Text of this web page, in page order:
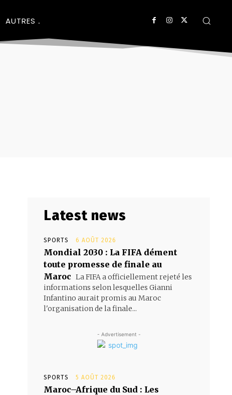
AUTRES
Latest news
SPORTS 6 AOÛT 2026
Mondial 2030 : La FIFA dément
toute promesse de finale au
Maroc La FIFA a officiellement rejeté les
informations selon lesquelles Gianni
Infantino aurait promis au Maroc
l'organisation de la finale...
- Advertisement -
SPORTS 5 AOÛT 2026
Maroc–Afrique du Sud : Les